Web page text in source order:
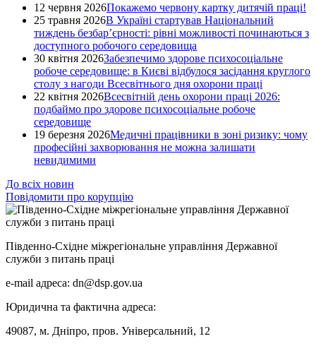
12 червня 2026Покажемо червону картку дитячій праці!
25 травня 2026В Україні стартував Національний
тиждень безбар’єрності: рівні можливості починаються з
доступного робочого середовища
30 квітня 2026Забезпечимо здорове психосоціальне
робоче середовище: в Києві відбулося засідання круглого
столу з нагоди Всесвітнього дня охорони праці
22 квітня 2026Всесвітній день охорони праці 2026:
подбаймо про здорове психосоціальне робоче
середовище
19 березня 2026Медичні працівники в зоні ризику: чому
професійні захворювання не можна залишати
невидимими
До всіх новин
Повідомити про корупцію
Південно-Східне міжрегіональне управління Державної
служби з питань праці
e-mail адреса: dn@dsp.gov.ua
Юридична та фактична адреса:
49087, м. Дніпро, пров. Універсальний, 12